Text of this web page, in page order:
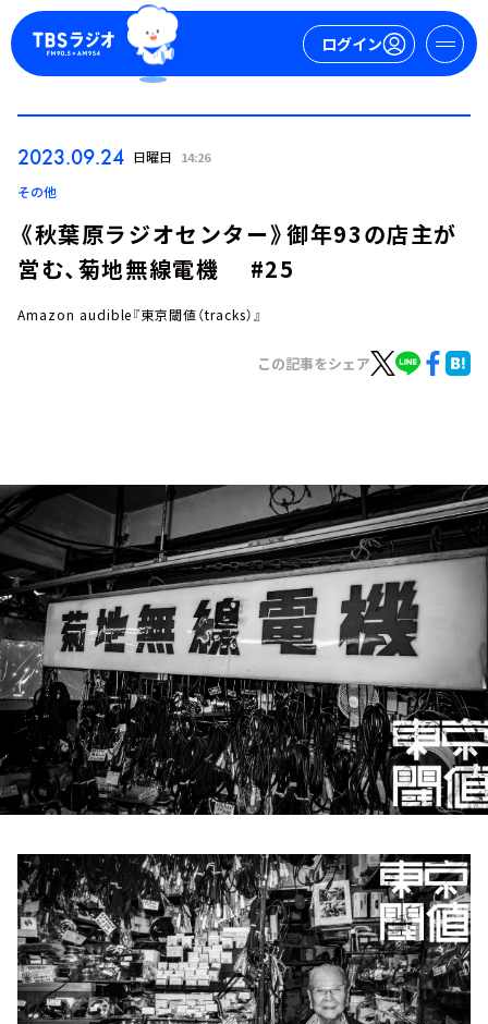
ログイン
お知らせ
イベント・グッズ
YouTube
会社情報
2023.09.24 日曜日 14:26
その他
《秋葉原ラジオセンター》御年93の店主が
営む、菊地無線電機 #25
Amazon audible『東京閾値（tracks）』
この記事をシェア